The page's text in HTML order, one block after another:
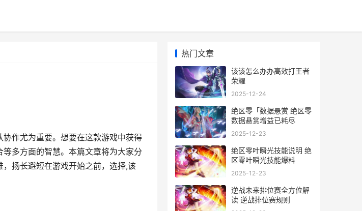
作尤为重要。想要在这款游戏中获得
多方面的智慧。本篇文章将为大家分
扬长避短在游戏开始之前，选择,该
热门文章
该该怎么办办高效打王者
荣耀
2025-12-24
绝区零「数据悬赏 绝区零
数据悬赏增益已耗尽
2025-12-23
绝区零叶瞬光技能说明 绝
区零叶瞬光技能爆料
2025-12-23
逆战未来排位赛全方位解
读 逆战排位赛规则